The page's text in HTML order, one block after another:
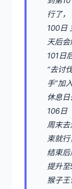
行了，
100日
天后
101日
“去讨
手”加
休息
106日
周末
束就
结束后
提升至
猴子王